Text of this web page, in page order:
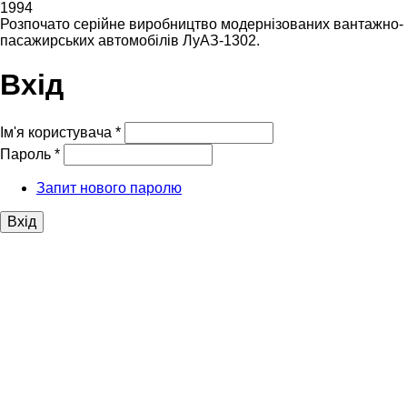
1994
Розпочато серійне виробництво модернізованих вантажно-
пасажирських автомобілів ЛуАЗ-1302.
Вхід
Ім'я користувача *
Пароль *
Запит нового паролю